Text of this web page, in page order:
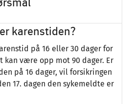
karenstiden?
på 16 eller 30 dager for
kan være opp mot 90 dager. Er
på 16 dager, vil forsikringen
17. dagen den sykemeldte er